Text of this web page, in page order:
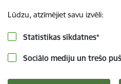
Lūdzu, atzīmējiet savu izvēli:
Statistikas sīkdatnes*
Sociālo mediju un trešo